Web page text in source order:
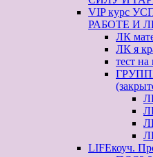
VIP курс
РАБОТЕ И
ЛК
ЛК я
тест
LIFEкоуч.